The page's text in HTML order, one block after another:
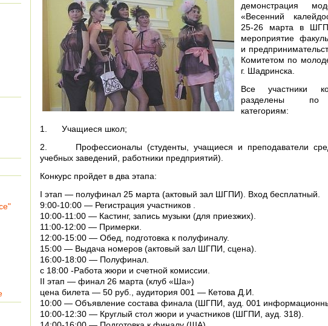
демонстрация
«Весенний
25-26 марта в
мероприятие
и
Комитетом по
г. Шадринска.
Все участники
разделены по
категориям:
1. Учащиеся школ;
2. Профессионалы (студенты, учащиеся и преподаватели
учебных заведений, работники предприятий).
Конкурс пройдет в два этапа:
I этап — полуфинал 25 марта (актовый зал ШГПИ). Вход бесплатный.
9:00-10:00 — Регистрация участников .
10:00-11:00 — Кастинг, запись музыки (для приезжих).
11:00-12:00 — Примерки.
12:00-15:00 — Обед, подготовка к полуфиналу.
15:00 — Выдача номеров (актовый зал ШГПИ, сцена).
16:00-18:00 — Полуфинал.
с 18:00 -Работа жюри и счетной комиссии.
II этап — финал 26 марта (клуб «Ша»)
цена билета — 50 руб., аудитория 001 — Кетова Д.И.
10:00 — Объявление состава финала (ШГПИ, ауд. 001
10:00-12:30 — Круглый стол жюри и участников (ШГПИ, ауд. 318).